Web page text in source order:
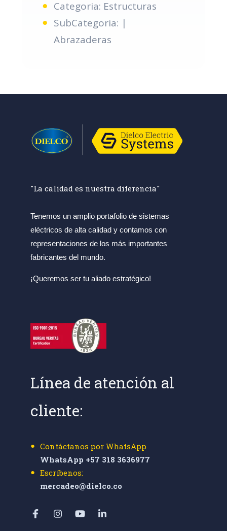
Categoria: Estructuras
SubCategoria: |
Abrazaderas
"La calidad es nuestra diferencia"
Tenemos un amplio portafolio de sistemas
eléctricos de alta calidad y contamos con
representaciones de los más importantes
fabricantes del mundo.
¡Queremos ser tu aliado estratégico!
Línea de atención al
cliente:
Contáctanos por WhatsApp
WhatsApp +57 318 3636977
Escríbenos:
mercadeo@dielco.co